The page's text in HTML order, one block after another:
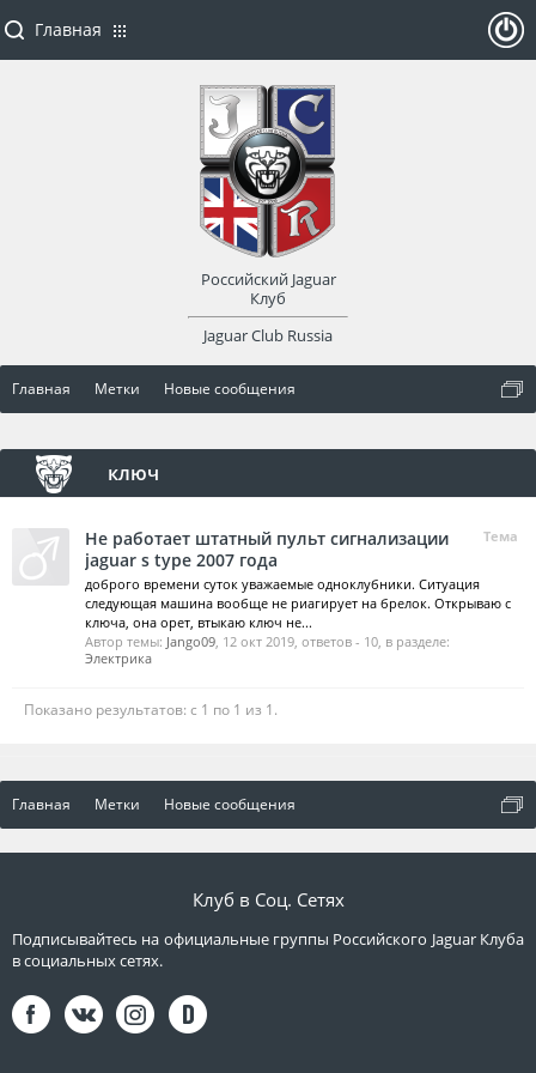
Главная Метки Новые сообщения
ключ
Тема
Не работает штатный пульт сигнализации
jaguar s type 2007 года
доброго времени суток уважаемые одноклубники. Ситуация
следующая машина вообще не риагирует на брелок. Открываю с
ключа, она орет, втыкаю ключ не...
Автор темы: Jango09, 12 окт 2019, ответов - 10, в разделе:
Электрика
Показано результатов: с 1 по 1 из 1.
Главная Метки Новые сообщения
Главная
Российский Jaguar
Клуб
Jaguar Club Russia
оват
Клуб в Соц. Сетях
Подписывайтесь на официальные группы Российского Jaguar Клуба
в социальных сетях.